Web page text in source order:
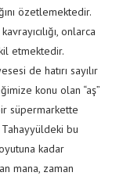
özetlemektedir.
onlarca
etmektedir.
de hatırı sayılır
konu olan “aş”
süpermarkette
bu
kadar
mana, zaman